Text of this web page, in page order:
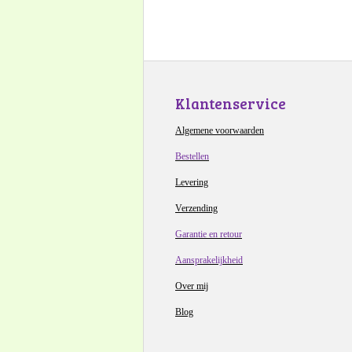
Klantenservice
Algemene voorwaarden
Bestellen
Levering
Verzending
Garantie en retour
Aansprakelijkheid
Over mij
Blog